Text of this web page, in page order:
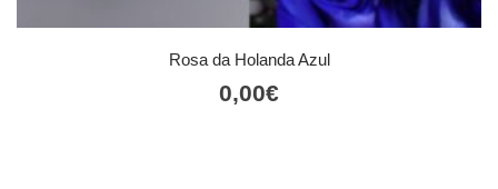
Rosa da Holanda Azul
0,00€